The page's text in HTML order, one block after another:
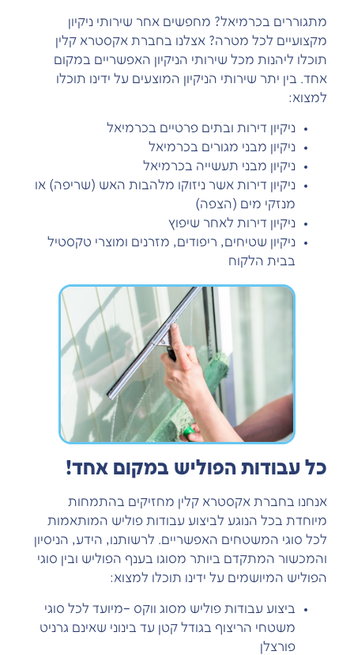
מתגוררים בכרמיאל? מחפשים אחר שירותי ניקיון
מקצועיים לכל מטרה? אצלנו בחברת אקסטרא קלין
תוכלו ליהנות מכל שירותי הניקיון האפשריים במקום
אחד. בין יתר שירותי הניקיון המוצעים על ידינו תוכלו
למצוא:
ניקיון דירות ובתים פרטיים בכרמיאל
ניקיון מבני מגורים בכרמיאל
ניקיון מבני תעשייה בכרמיאל
ניקיון דירות אשר ניזוקו מלהבות האש (שריפה) או
מנזקי מים (הצפה)
ניקיון דירות לאחר שיפוץ
ניקיון שטיחים, ריפודים, מזרנים ומוצרי טקסטיל
בבית הלקוח
כל עבודות הפוליש במקום אחד!
אנחנו בחברת אקסטרא קלין מחזיקים בהתמחות
מיוחדת בכל הנוגע לביצוע עבודות פוליש המותאמות
לכל סוגי המשטחים האפשריים. לרשותנו, הידע, הניסיון
והמכשור המתקדם ביותר מסוגו בענף הפוליש ובין סוגי
הפוליש המיושמים על ידינו תוכלו למצוא:
ביצוע עבודות פוליש מסוג ווקס –מיועד לכל סוגי
משטחי הריצוף בגודל קטן עד בינוני שאינם גרניט
פורצלן